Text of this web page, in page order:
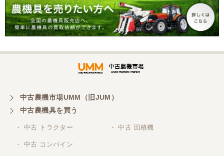
三重県／谷本勝美
こちらの、対応、も、よくして、くれました。
対応も、よくしてくれました、有難うございまし
三重県／山本
対応ありがとうございました。
中古農機市場UMM（旧JUM）
中古農機具を買う
・ 中古 トラクター ・ 中古 田植機
・ 中古 コンバイン